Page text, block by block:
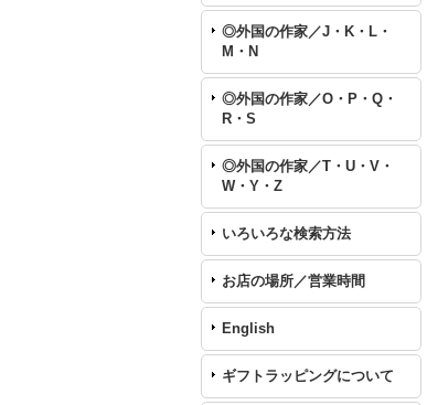
◎外国の作家／J・K・L・
M・N
◎外国の作家／O・P・Q・
R・S
◎外国の作家／T・U・V・
W・Y・Z
いろいろな検索方法
お店の場所／営業時間
English
ギフトラッピングについて